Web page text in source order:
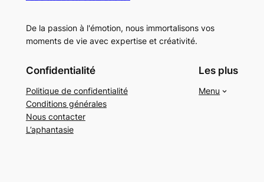
De la passion à l'émotion, nous immortalisons vos
moments de vie avec expertise et créativité.
Confidentialité
Politique de confidentialité
Conditions générales
Nous contacter
L’aphantasie
Les plus
Menu